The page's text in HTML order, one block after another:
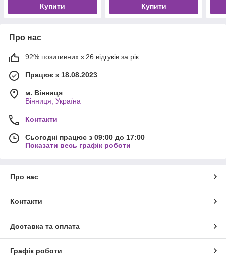
Купити Купити
Про нас
92% позитивних з 26 відгуків за рік
Працює з 18.08.2023
м. Вінниця
Вінниця, Україна
Контакти
Сьогодні працює з 09:00 до 17:00
Показати весь графік роботи
Про нас
Контакти
Доставка та оплата
Графік роботи